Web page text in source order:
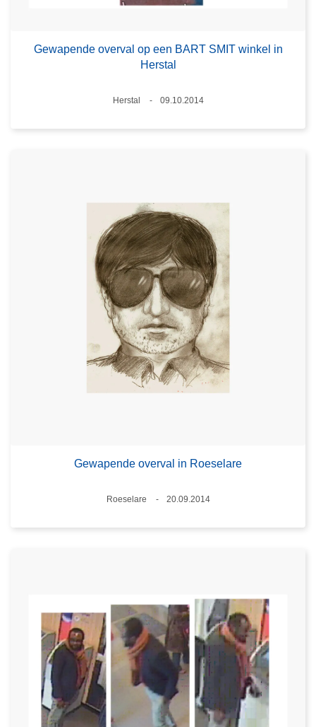
Gewapende overval op een BART SMIT winkel in
Herstal
Plaats
Herstal
09.10.2014
Gewapende overval in Roeselare
Plaats
Roeselare
20.09.2014